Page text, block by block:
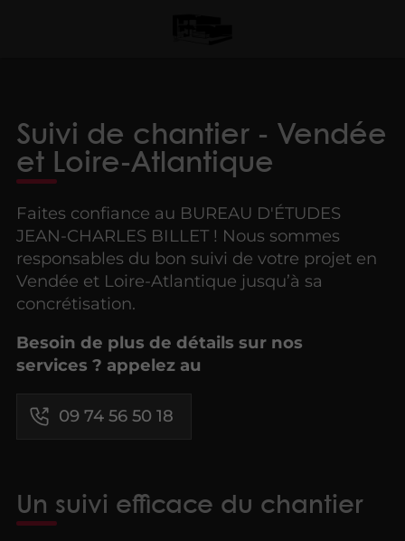
Suivi de chantier - Vendée
et Loire-Atlantique
Faites confiance au BUREAU D'ÉTUDES
JEAN-CHARLES BILLET ! Nous sommes
responsables du bon suivi de votre projet en
Vendée et Loire-Atlantique jusqu’à sa
concrétisation.
Besoin de plus de détails sur nos
services ? appelez au
09 74 56 50 18
Un suivi efficace du chantier